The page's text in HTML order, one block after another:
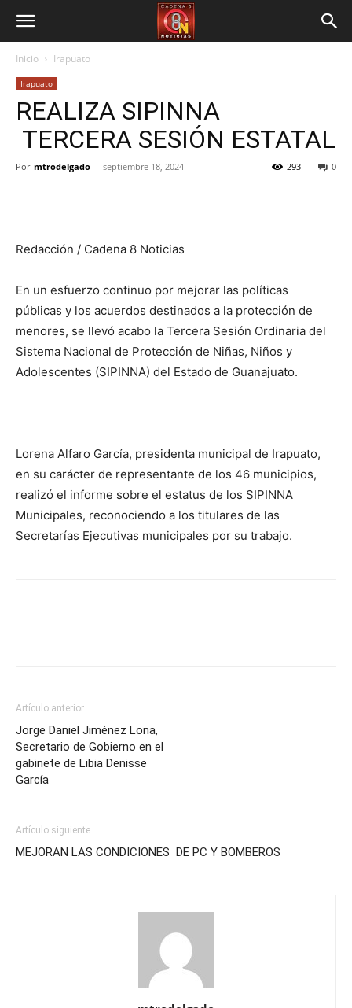
Inicio Irapuato
Irapuato
REALIZA SIPINNA
TERCERA SESIÓN ESTATAL
Por mtrodelgado - septiembre 18, 2024 0
293
Redacción / Cadena 8 Noticias
En un esfuerzo continuo por mejorar las políticas
públicas y los acuerdos destinados a la protección de
menores, se llevó acabo la Tercera Sesión Ordinaria del
Sistema Nacional de Protección de Niñas, Niños y
Adolescentes (SIPINNA) del Estado de Guanajuato.
Lorena Alfaro García, presidenta municipal de Irapuato,
en su carácter de representante de los 46 municipios,
realizó el informe sobre el estatus de los SIPINNA
Municipales, reconociendo a los titulares de las
Secretarías Ejecutivas municipales por su trabajo.
Artículo anterior
Jorge Daniel Jiménez Lona,
Secretario de Gobierno en el
gabinete de Libia Denisse
García
Artículo siguiente
MEJORAN LAS CONDICIONES DE PC Y BOMBEROS